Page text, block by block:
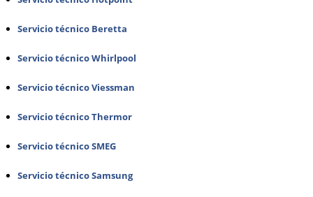
Servicio técnico Beretta
Servicio técnico Whirlpool
Servicio técnico Viessman
Servicio técnico Thermor
Servicio técnico SMEG
Servicio técnico Samsung